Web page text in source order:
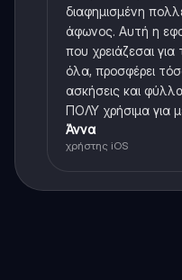
διαφημισμένη
άφωνος. Αυτή η
που χρειάζεσαι
όλα, προσφέρει
ασκήσεις και
ΠΟΛΥ χρήσιμα για
Άννα
χρήστης iOS